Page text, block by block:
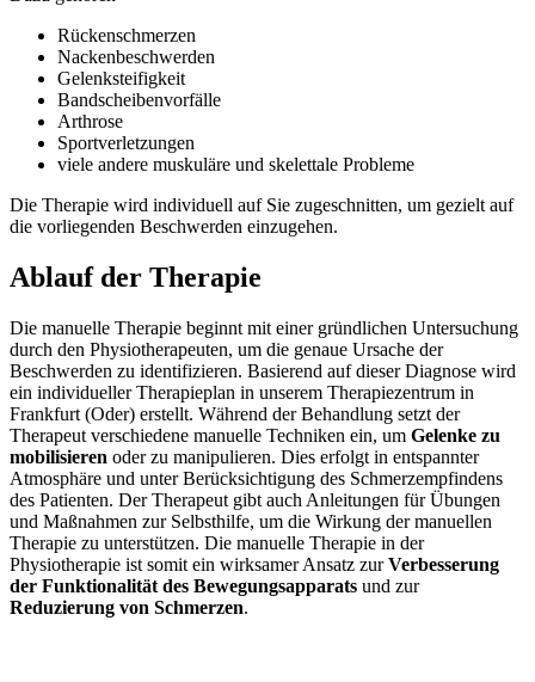
Rückenschmerzen
Nackenbeschwerden
Gelenksteifigkeit
Bandscheibenvorfälle
Arthrose
Sportverletzungen
viele andere muskuläre und skelettale Probleme
Die Therapie wird individuell auf Sie zugeschnitten, um gezielt auf
die vorliegenden Beschwerden einzugehen.
Ablauf der Therapie
Die manuelle Therapie beginnt mit einer gründlichen Untersuchung
durch den Physiotherapeuten, um die genaue Ursache der
Beschwerden zu identifizieren. Basierend auf dieser Diagnose wird
ein individueller Therapieplan in unserem Therapiezentrum in
Frankfurt (Oder) erstellt. Während der Behandlung setzt der
Therapeut verschiedene manuelle Techniken ein, um Gelenke zu
mobilisieren oder zu manipulieren. Dies erfolgt in entspannter
Atmosphäre und unter Berücksichtigung des Schmerzempfindens
des Patienten. Der Therapeut gibt auch Anleitungen für Übungen
und Maßnahmen zur Selbsthilfe, um die Wirkung der manuellen
Therapie zu unterstützen. Die manuelle Therapie in der
Physiotherapie ist somit ein wirksamer Ansatz zurVerbesserung
der Funktionalität des Bewegungsapparats und zur
Reduzierung von Schmerzen.